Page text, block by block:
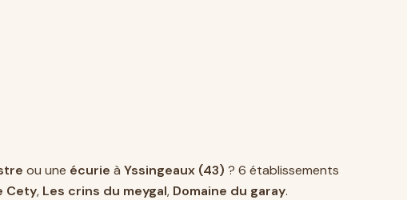
ou une écurie à Yssingeaux (43) ? 6 établissements
Cety, Les crins du meygal, Domaine du garay.